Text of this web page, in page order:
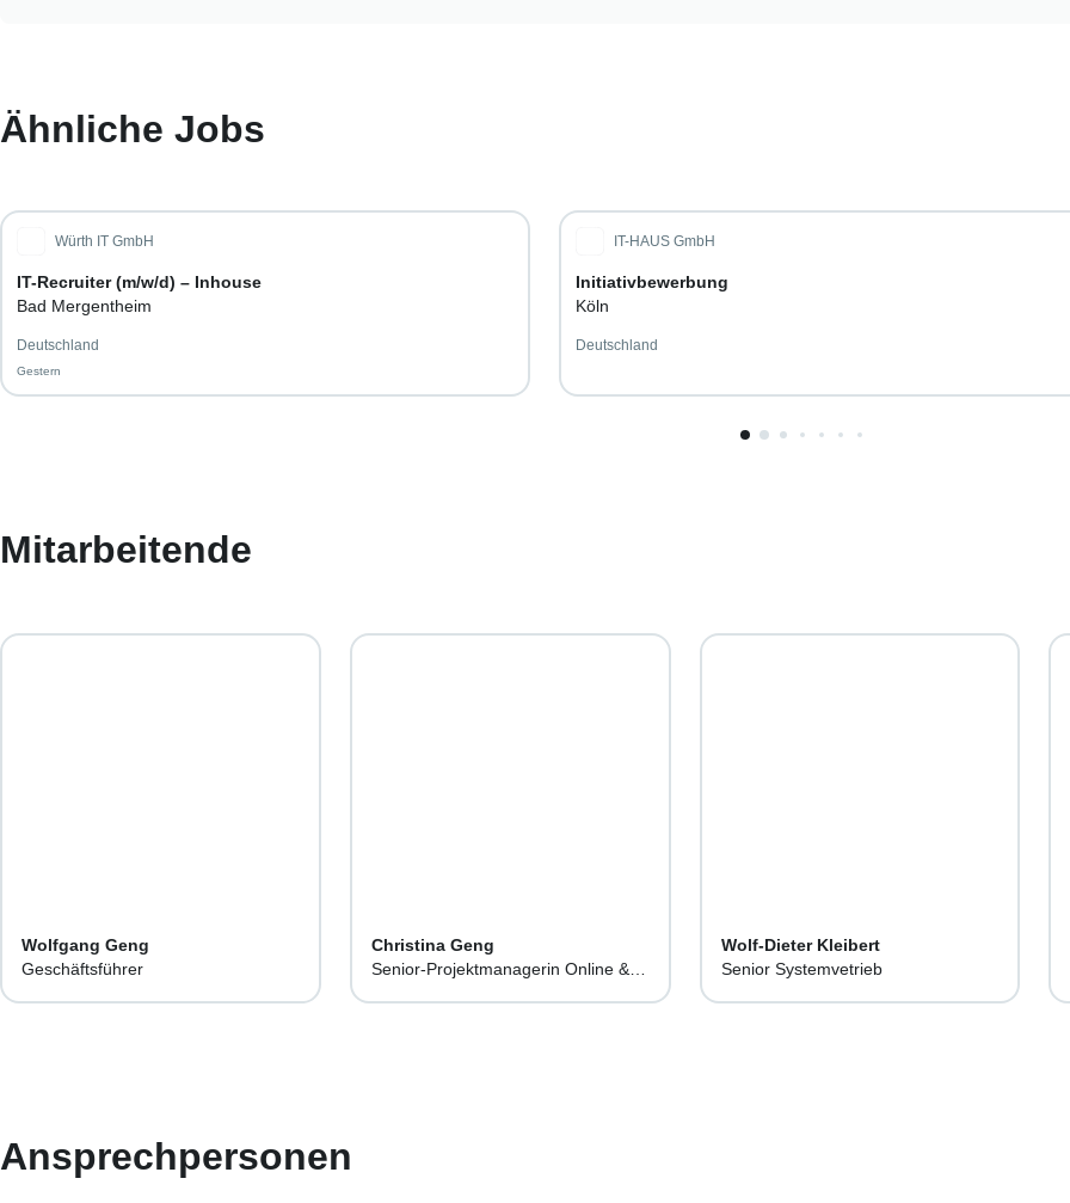
Ähnliche Jobs
Würth IT GmbH
IT-Recruiter (m/w/d) – Inhouse
Bad Mergentheim
Deutschland
Gestern
Gestern veröffentlicht
IT-HAUS GmbH
Initiativbewerbung
Köln
Deutschland
Mitarbeitende
Wolfgang Geng
Geschäftsführer
Christina Geng
Senior-Projektmanagerin Online &
Wolf-Dieter Kleibert
Senior Systemvetrieb
Ansprechpersonen